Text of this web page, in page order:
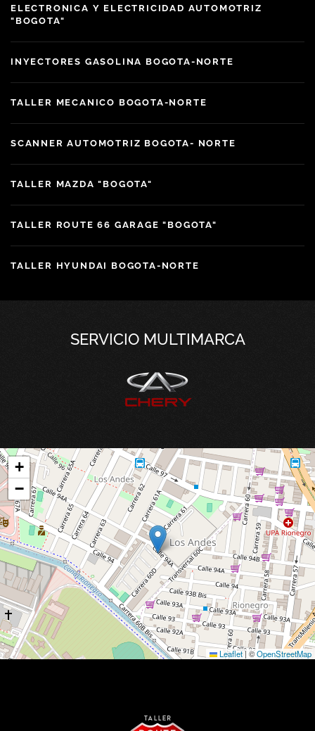
ELECTRONICA Y ELECTRICIDAD AUTOMOTRIZ
"BOGOTA"
INYECTORES GASOLINA BOGOTA-NORTE
TALLER MECANICO BOGOTA-NORTE
SCANNER AUTOMOTRIZ BOGOTA- NORTE
TALLER MAZDA "BOGOTA"
TALLER ROUTE 66 GARAGE "BOGOTA"
TALLER HYUNDAI BOGOTA-NORTE
SERVICIO MULTIMARCA
+
−
Leaflet|©OpenStreetMap